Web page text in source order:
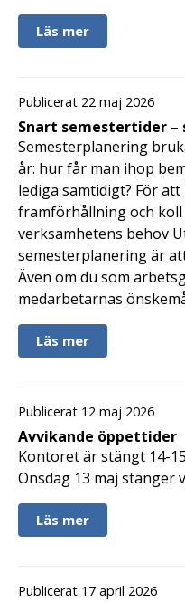
Läs mer
Publicerat 22 maj 2026
Snart semestertider
Semesterplanering
år: hur får man ihop
lediga samtidigt? För att
framförhållning och koll
verksamhetens behov
semesterplanering är
Även om du som
medarbetarnas
Läs mer
Publicerat 12 maj 2026
Avvikande öppettider
Kontoret är stängt 14-
Onsdag 13 maj stänger
Läs mer
Publicerat 17 april 2026